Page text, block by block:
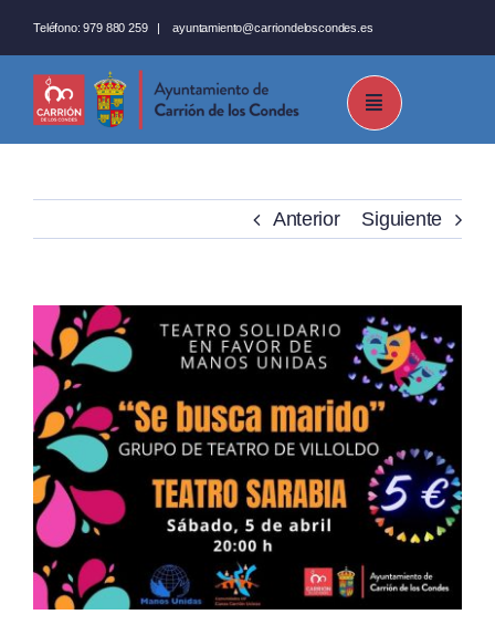
al
contenido
Teléfono: 979 880 259 |ayuntamiento@carriondeloscondes.es
Anterior Siguiente
Ver
imagen
más
grande